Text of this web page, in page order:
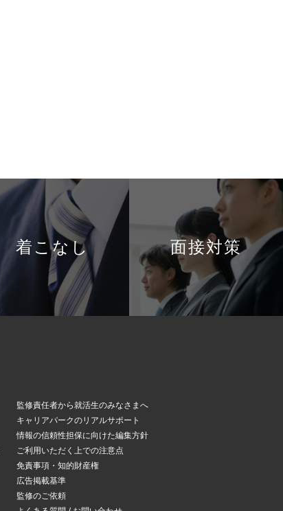
着こなし 面接対策
監修責任者から就活生のみなさまへ
キャリアパークのリアルサポート
情報の信頼性担保に向けた編集方針
ご利用いただく上での注意点
免責事項・知的財産権
広告掲載基準
監修のご依頼